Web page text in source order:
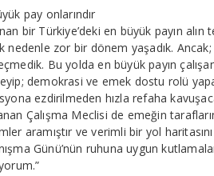
pay onlarındır
bir Türkiye’deki en büyük payın
nedenle zor bir dönem yaşadık.
Bu yolda en büyük payın
demokrasi ve emek dostu rolü
ezdirilmeden hızla refaha
Çalışma Meclisi de emeğin
aramıştır ve verimli bir yol
Günü’nün ruhuna uygun